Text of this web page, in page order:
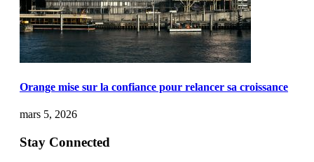
Orange mise sur la confiance pour relancer sa croissance
mars 5, 2026
Stay Connected